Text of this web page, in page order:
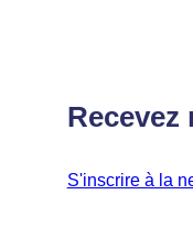
S'inscrire à la